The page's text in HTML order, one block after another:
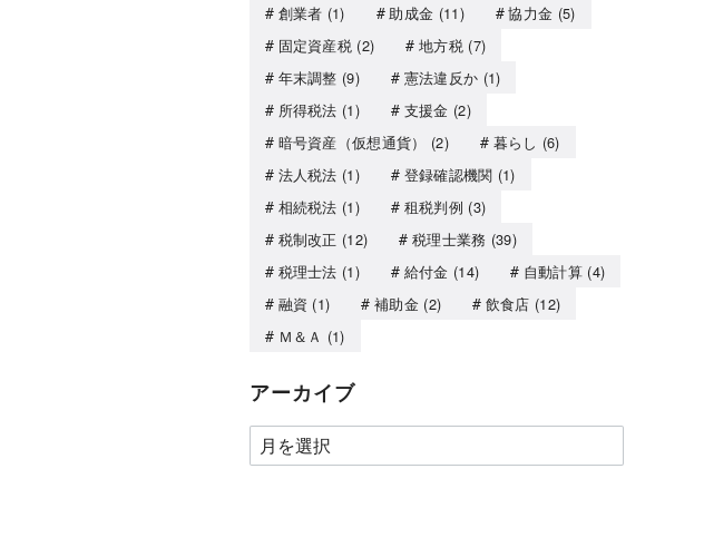
創業者 (1) 助成金 (11) 協力金 (5)
固定資産税 (2) 地方税(7)
年末調整 (9) 憲法違反か (1)
所得税法 (1) 支援金 (2)
暗号資産（仮想通貨）
(2) 暮らし (6)
法人税法 (1) 登録確認機関 (1)
相続税法 (1) 租税判例 (3)
税制改正 (12) 税理士業務 (39)
税理士法 (1) 給付金 (14) 自動計算(4)
融資 (1) 補助金(2) 飲食店 (12)
Ｍ＆Ａ (1)
アーカイブ